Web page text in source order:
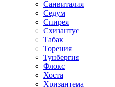
Санвиталия
Седум
Спирея
Схизантус
Табак
Торения
Тунбергия
Флокс
Хоста
Хризантема